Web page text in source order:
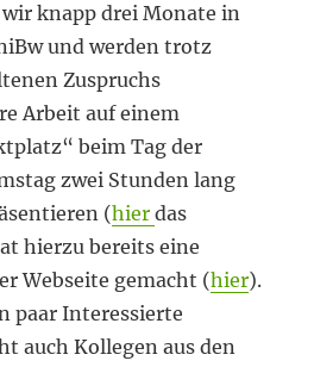
knapp drei Monate in
und werden trotz
Zuspruchs
Arbeit auf einem
beim Tag der
zwei Stunden lang
(hierdas
hierzu bereits eine
Webseite gemacht (hier).
paar Interessierte
auch Kollegen aus den